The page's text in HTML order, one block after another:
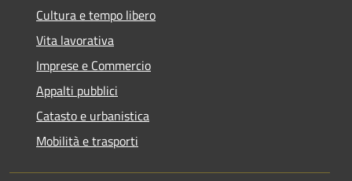
Cultura e tempo libero
Vita lavorativa
Imprese e Commercio
Appalti pubblici
Catasto e urbanistica
Mobilità e trasporti